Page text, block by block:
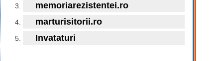
memoriarezistentei.ro
marturisitorii.ro
Invataturi